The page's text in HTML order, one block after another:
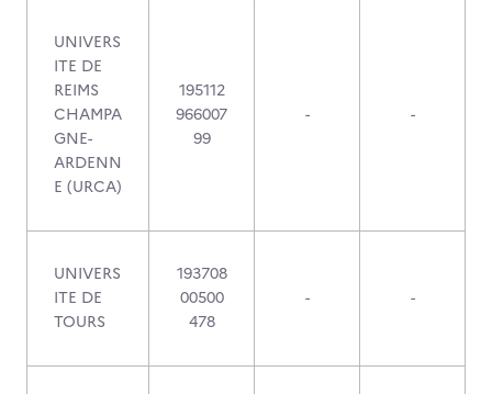
UNIVERS
ITE DE
REIMS
CHAMPA
GNE-
ARDENN
E (URCA)
195112
966007
99
- -
UNIVERS
ITE DE
TOURS
193708
00500
478
- -